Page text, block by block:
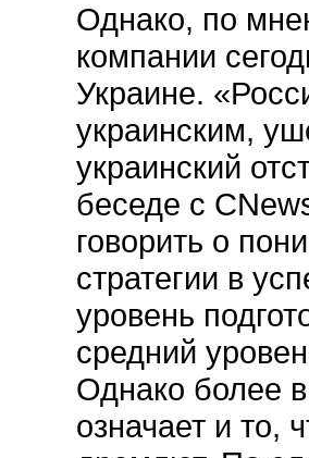
Однако, по
компании
Украине.
украинским,
украинский
беседе с
говорить о
стратегии в
уровень
средний
Однако более
означает и то,